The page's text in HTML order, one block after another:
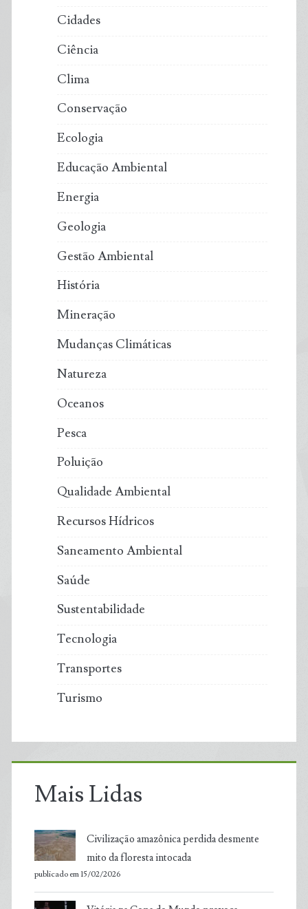
Cidades
Ciência
Clima
Conservação
Ecologia
Educação Ambiental
Energia
Geologia
Gestão Ambiental
História
Mineração
Mudanças Climáticas
Natureza
Oceanos
Pesca
Poluição
Qualidade Ambiental
Recursos Hídricos
Saneamento Ambiental
Saúde
Sustentabilidade
Tecnologia
Transportes
Turismo
Mais Lidas
Civilização amazônica perdida desmente
mito da floresta intocada
publicado em 15/02/2026